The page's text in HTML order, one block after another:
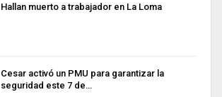
Hallan muerto a trabajador en La Loma
Cesar activó un PMU para garantizar la
seguridad este 7 de…